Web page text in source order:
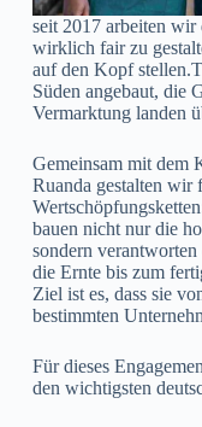
seit 2017 arbeiten wir
wirklich fair zu
auf den Kopf
Süden angebaut, die
Vermarktung landen
Gemeinsam mit dem
Ruanda gestalten wir
bauen nicht nur die
sondern verantworten
die Ernte bis zum
Ziel ist es, dass sie
bestimmten
Für dieses
den wichtigsten